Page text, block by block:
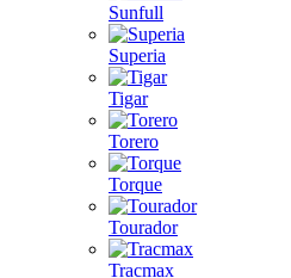
Sunfull
Superia
Tigar
Torero
Torque
Tourador
Tracmax